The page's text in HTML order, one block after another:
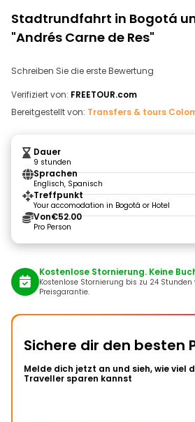
Stadtrundfahrt in Bogotá
"Andrés Carne de Res"
Schreiben Sie die erste Bewertung
Verifiziert von: FREETOUR.com
Bereitgestellt von: Transfers & tours
Dauer
9 stunden
Sprachen
Englisch, Spanisch
Treffpunkt
Your accomodation in Bogotá or Hotel
Von€52.00
Pro Person
Kostenlose Stornierung. Keine
Kostenlose Stornierung bis zu 24 Stunden
Preisgarantie.
Sichere dir den besten
Melde dich jetzt an und sieh, wie viel
Traveller sparen kannst